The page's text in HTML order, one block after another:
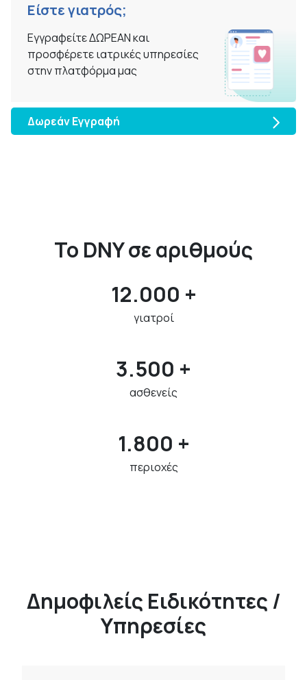
Είστε γιατρός;
Εγγραφείτε ΔΩΡΕΑΝ και
προσφέρετε ιατρικές υπηρεσίες
στην πλατφόρμα μας
Δωρεάν Εγγραφή
Το DNY σε αριθμούς
12.000 +
γιατροί
3.500 +
ασθενείς
1.800 +
περιοχές
Δημοφιλείς Ειδικότητες /
Υπηρεσίες